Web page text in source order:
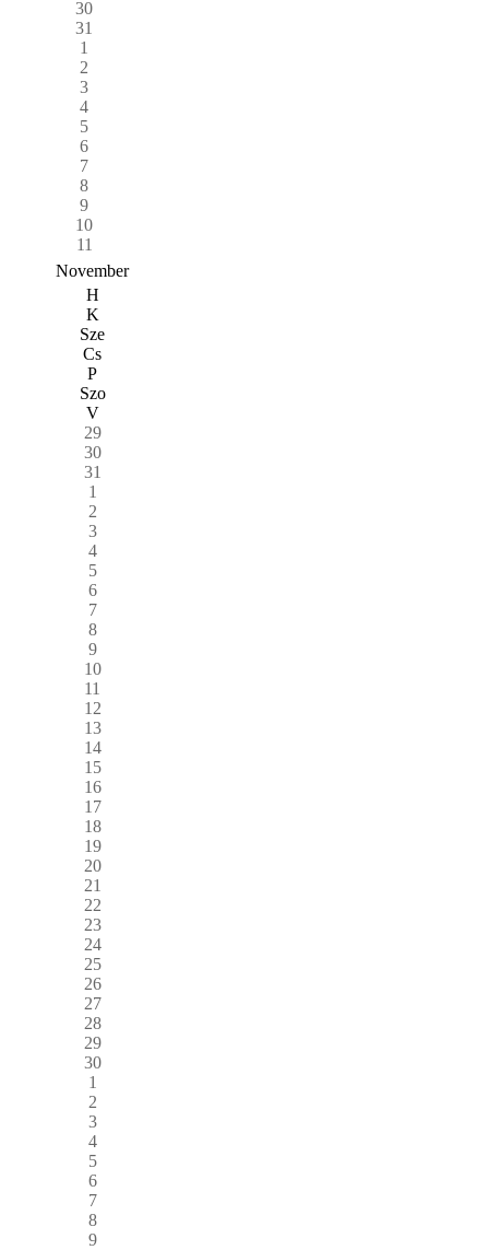
30
31
1
2
3
4
5
6
7
8
9
10
11
November
H
K
Sze
Cs
P
Szo
V
29
30
31
1
2
3
4
5
6
7
8
9
10
11
12
13
14
15
16
17
18
19
20
21
22
23
24
25
26
27
28
29
30
1
2
3
4
5
6
7
8
9